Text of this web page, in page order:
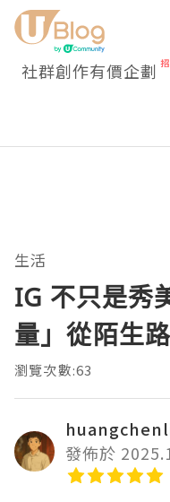
社群創作有價企劃
生活
IG 不只是秀
量」從陌生
瀏覽次數:63
發佈於